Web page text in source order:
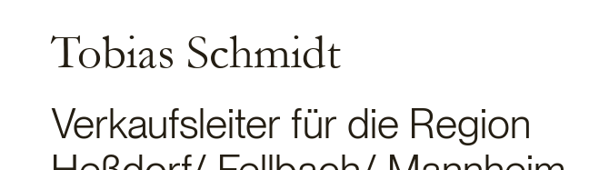
Tobias Schmidt
Verkaufsleiter für die Region